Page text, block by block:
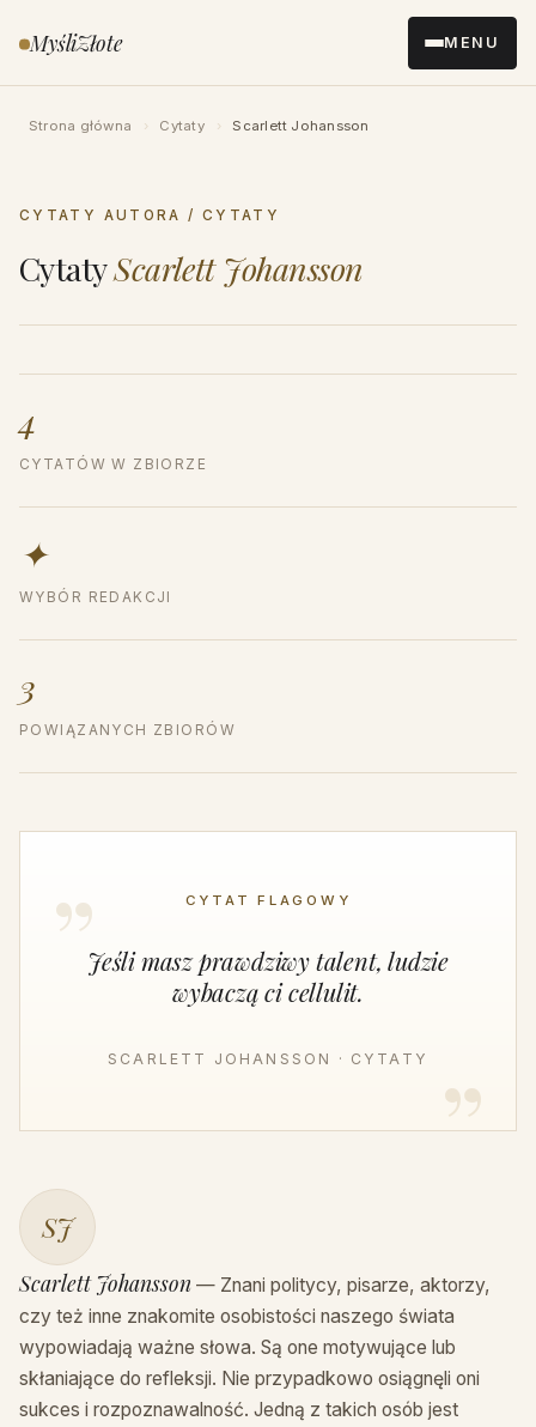
do MyśliZłote MENU
Strona główna › Cytaty › Scarlett Johansson
CYTATY AUTORA / CYTATY
CytatyScarlett Johansson
4
CYTATÓW W ZBIORZE
✦
WYBÓR REDAKCJI
3
POWIĄZANYCH ZBIORÓW
CYTAT FLAGOWY
Jeśli masz prawdziwy talent, ludzie
wybaczą ci cellulit.
SCARLETT JOHANSSON · CYTATY
SJ
Scarlett Johansson — Znani politycy, pisarze, aktorzy,
czy też inne znakomite osobistości naszego świata
wypowiadają ważne słowa. Są one motywujące lub
skłaniające do refleksji. Nie przypadkowo osiągnęli oni
sukces i rozpoznawalność. Jedną z takich osób jest